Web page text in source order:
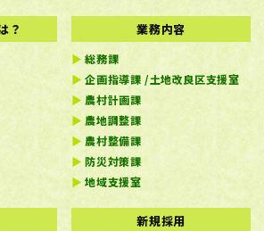
？ 業務内容
総務課
企画指導課 /土地改良区支援室
農村計画課
農地調整課
農村整備課
防災対策課
地域支援室
新規採用